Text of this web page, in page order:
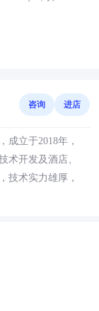
咨询 进店
成立于2018年，
术开发及酒店、
技术实力雄厚，